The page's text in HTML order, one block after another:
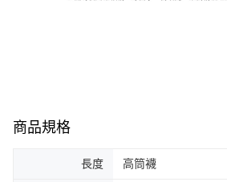
商品規格
長度 高筒襪